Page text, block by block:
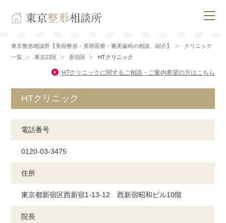
東京整形相談所【美容整形・美容医療・審美歯科の相談、紹介】
クリニック
一覧
東京23区 新宿区 HTクリニック
HTクリニックに関するご相談・ご案内希望の方はこちら
HTクリニック
電話番号
0120-03-3475
住所
東京都新宿区西新宿1-13-12 西新宿昭和ビル10階
院長